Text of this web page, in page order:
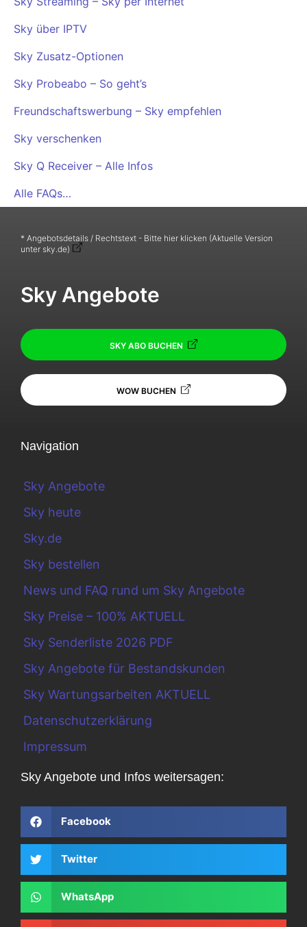
Sky über IPTV
Sky Zusatz-Optionen
Sky Probeabo – So geht’s
Freundschaftswerbung – Sky empfehlen
Sky verschenken
Sky Q Receiver – Alle Infos
Alle FAQs…
* Angebotsdetails / Rechtstext - Bitte hier klicken (Aktuelle Version
unter sky.de)
Sky Angebote
SKY ABO BUCHEN
WOW BUCHEN
Navigation
Sky Angebote
Sky heute
Sky.de
Sky bestellen
News und FAQ rund um Sky Angebote
Sky Preise – 100% AKTUELL
Sky Senderliste 2026 PDF
Sky Angebote für Bestandskunden
Sky Wartungsarbeiten AKTUELL
Datenschutzerklärung
Impressum
Sky Angebote und Infos weitersagen:
Facebook
Twitter
WhatsApp